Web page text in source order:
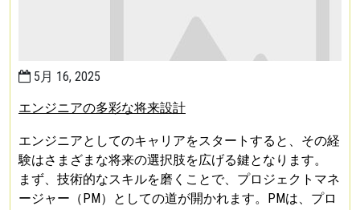
5月 16, 2025
エンジニアの多彩な将来設計
エンジニアとしてのキャリアをスタートすると、その経
験はさまざまな将来の選択肢を広げる鍵となります。
まず、技術的なスキルを磨くことで、プロジェクトマネ
ージャー（PM）としての道が開かれます。PMは、プロ